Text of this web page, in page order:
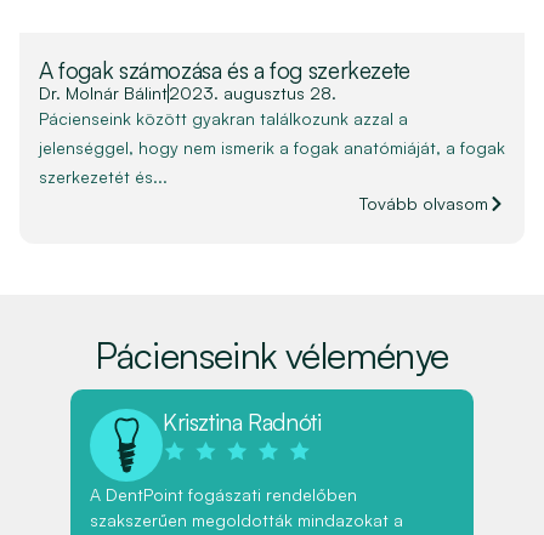
A fogak számozása és a fog szerkezete
Dr. Molnár Bálint2023. augusztus 28.
Pácienseink között gyakran találkozunk azzal a
jelenséggel, hogy nem ismerik a fogak anatómiáját, a fogak
szerkezetét és...
Tovább olvasom
Pácienseink véleménye
Krisztina Radnóti
A DentPoint fogászati rendelőben
szakszerűen megoldották mindazokat a